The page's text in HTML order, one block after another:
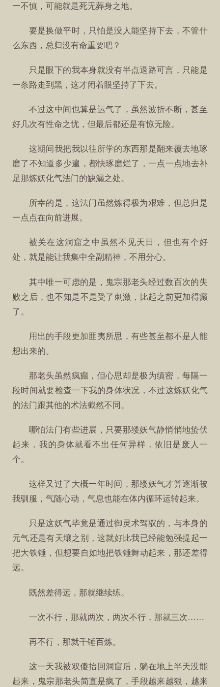
一不慎，可能就是死无葬身之地。
要是换做平时，只怕是没人能坚持下去，不管什
么东西，总归没有命重要吧？
只是眼下的我本身就没有半点退路可言，只能是
一条路走到黑，这才闭着眼坚持了下去。
不过这中间也算是运气了，虽然波折不断，甚至
好几次有性命之忧，但最后都还是有惊无险。
这期间我把我以往所学的东西那是翻来覆去地琢
磨了不知道多少遍，都快琢磨烂了，一点一点地去补
足那炼妖化气法门的缺漏之处。
所幸的是，这法门虽然炼得极为艰难，但总归是
一点点在向前进展。
被关在这洞窟之中虽然不见天日，但也有个好
处，就是能让我集中全副精神，不用分心。
其中唯一可虑的是，鬼宗那老头经过数百次的失
败之后，也不知是不是受了刺激，比起之前更加得癫
了。
用出的手段更加匪夷所思，有些甚至都不是人能
想出来的。
那老头虽然疯癫，但心思却是极为缜密，每隔一
段时间就要检查一下我的身体状况，不过这炼妖化气
的法门跟其他的术法截然不同。
哪怕法门有些进展，只要那缕妖气静悄悄地蛰伏
起来，我的身体就看不出任何异样，依旧是废人一
个。
这样又过了大概一年时间，那缕妖气才算逐渐被
我驯服，气随心动，气息也能在体内循环运转起来。
只是这妖气毕竟是通过御灵术驾驭的，与本身的
元气还是有天壤之别，这就好比我已经能勉强提起一
把大铁锤，但想要自如地把铁锤舞动起来，那还差得
远。
既然差得远，那就继续练。
一次不行，那就两次，两次不行，那就三次……
再不行，那就千锤百炼。
这一天我被双傻抬回洞窟后，躺在地上半天没能
起来，鬼宗那老头简直是疯了，手段越来越狠，越来